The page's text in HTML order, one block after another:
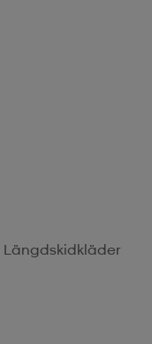
Längdskidkläder